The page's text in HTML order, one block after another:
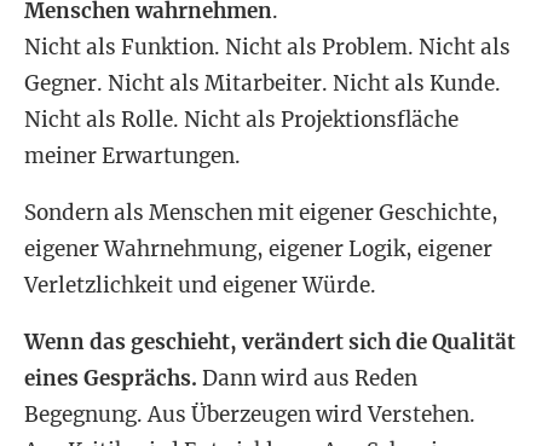
Menschen wahrnehmen.
Nicht als Funktion. Nicht als Problem. Nicht als
Gegner. Nicht als Mitarbeiter. Nicht als Kunde.
Nicht als Rolle. Nicht als Projektionsfläche
meiner Erwartungen.
Sondern als Menschen mit eigener Geschichte,
eigener Wahrnehmung, eigener Logik, eigener
Verletzlichkeit und eigener Würde.
Wenn das geschieht, verändert sich die Qualität
eines Gesprächs. Dann wird aus Reden
Begegnung. Aus Überzeugen wird Verstehen.